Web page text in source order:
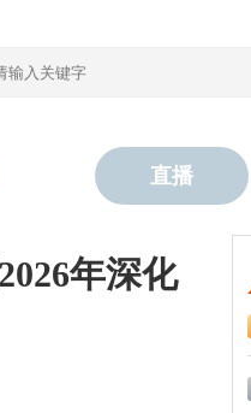
直播
年深化